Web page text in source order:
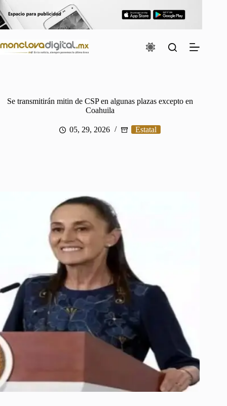
al
contenido
Se transmitirán mitin de CSP en algunas plazas excepto en
Coahuila
05, 29, 2026 Estatal